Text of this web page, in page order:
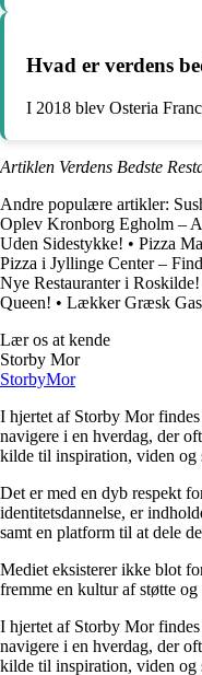
Hvad er verdens
I 2018 blev Osteria
Artiklen Verdens Bedste
Andre populære artikler:
Oplev Kronborg Egholm –
Uden Sidestykke! • Pizza
Pizza i Jyllinge Center –
Nye Restauranter i Roskilde!
Queen! • Lækker Græsk
Lær os at kende
Storby Mor
StorbyMor
I hjertet af Storby Mor
navigere i en hverdag, der
kilde til inspiration, viden og
Det er med en dyb respekt
identitetsdannelse, er
samt en platform til at dele
Mediet eksisterer ikke blot
fremme en kultur af støtte
I hjertet af Storby Mor
navigere i en hverdag, der
kilde til inspiration, viden og